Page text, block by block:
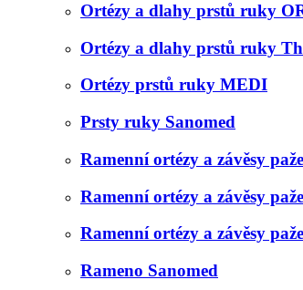
Ortézy a dlahy prstů ruky
Ortézy a dlahy prstů ruky
Ortézy prstů ruky MEDI
Prsty ruky Sanomed
Ramenní ortézy a závěsy
Ramenní ortézy a závěsy
Ramenní ortézy a závěsy
Rameno Sanomed